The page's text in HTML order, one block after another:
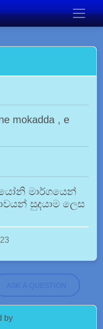
mokadda , e
මාර්ගයෙන්
සුදයාම ලෙස
ASK A QUESTION
by